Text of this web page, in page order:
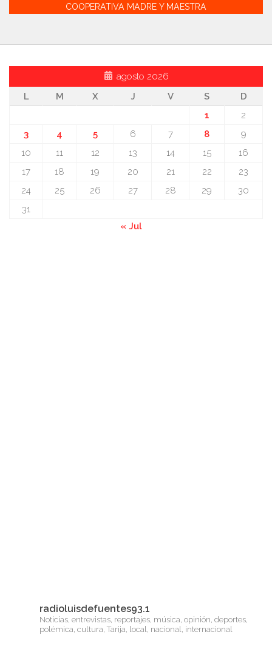
COOPERATIVA MADRE Y MAESTRA
agosto 2026
L
M X J V S
D
1
2
3
4 5 6 7 8
9
10
11 12 13 14 15
16
17
18 19 20 21 22
23
24
25 26 27 28 29
30
31
« Jul
radioluisdefuentes93.1
Noticias, entrevistas, reportajes, música, opinión, deportes,
polémica, cultura, Tarija, local, nacional, internacional